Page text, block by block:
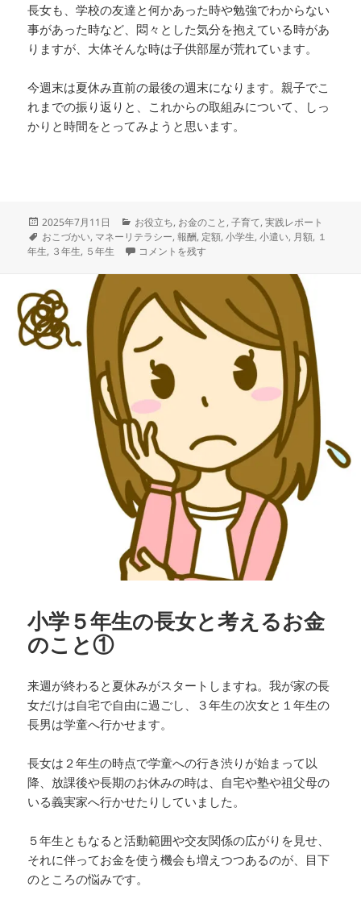
長女も、学校の友達と何かあった時や勉強でわからない
事があった時など、悶々とした気分を抱えている時があ
りますが、大体そんな時は子供部屋が荒れています。
今週末は夏休み直前の最後の週末になります。親子でこ
れまでの振り返りと、これからの取組みについて、しっ
かりと時間をとってみようと思います。
投
稿
日:
2025年7月11日
カ
テ
ゴ
お役立ち, お金のこと ,子育て,実践レポート
タ
グ
おこづかい, マネーリテラシー,報酬, 定額,小学生,小遣い, 月額, １
年生, ３年生, ５年生 小学５年生の長女と考えるお金のこと② に
コメントを残す
小学５年生の長女と考えるお金
のこと①
来週が終わると夏休みがスタートしますね。我が家の長
女だけは自宅で自由に過ごし、３年生の次女と１年生の
長男は学童へ行かせます。
長女は２年生の時点で学童への行き渋りが始まって以
降、放課後や長期のお休みの時は、自宅や塾や祖父母の
いる義実家へ行かせたりしていました。
５年生ともなると活動範囲や交友関係の広がりを見せ、
それに伴ってお金を使う機会も増えつつあるのが、目下
のところの悩みです。